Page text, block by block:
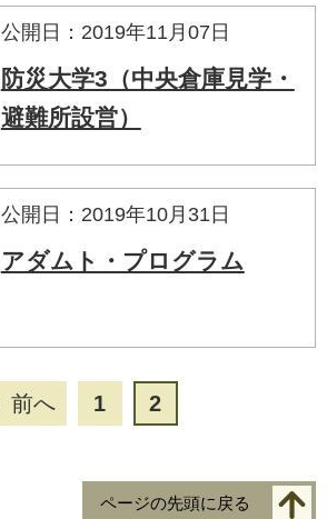
公開日：2019年11月07日
防災大学3（中央倉庫見学・
避難所設営）
公開日：2019年10月31日
アダムト・プログラム
前へ 1 2
ページの先頭に戻る